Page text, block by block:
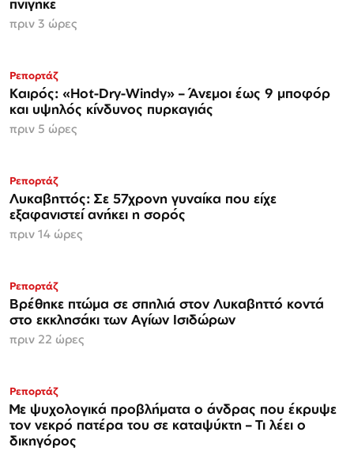
πνίγηκε
πριν 3 ώρες
Ρεπορτάζ
Καιρός: «Hot-Dry-Windy» – Άνεμοι έως 9 μποφόρ
και υψηλός κίνδυνος πυρκαγιάς
πριν 5 ώρες
Ρεπορτάζ
Λυκαβηττός: Σε 57χρονη γυναίκα που είχε
εξαφανιστεί ανήκει η σορός
πριν 14 ώρες
Ρεπορτάζ
Βρέθηκε πτώμα σε σπηλιά στον Λυκαβηττό κοντά
στο εκκλησάκι των Αγίων Ισιδώρων
πριν 22 ώρες
Ρεπορτάζ
Με ψυχολογικά προβλήματα ο άνδρας που έκρυψε
τον νεκρό πατέρα του σε καταψύκτη – Τι λέει ο
δικηγόρος